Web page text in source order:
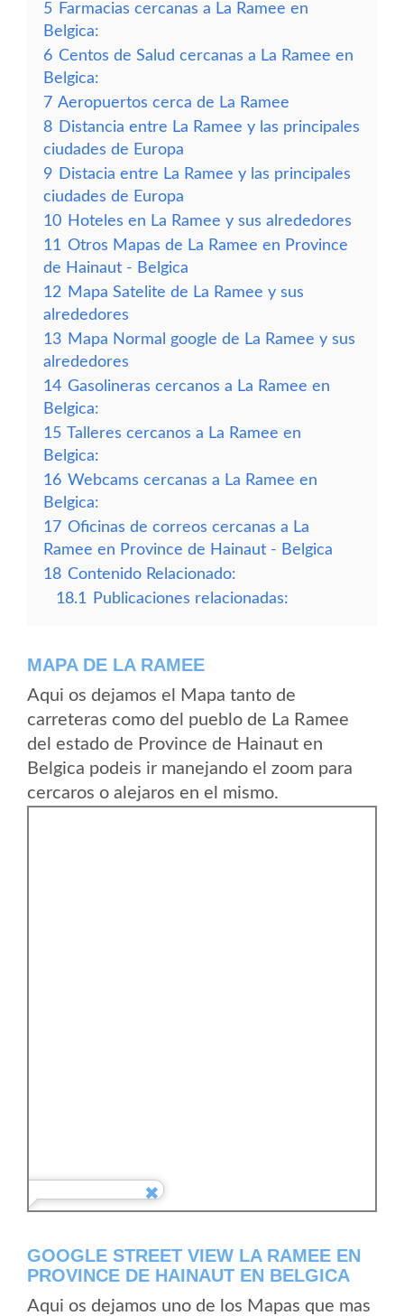
5 Farmacias cercanas a La Ramee en
Belgica:
6 Centos de Salud cercanas a La Ramee en
Belgica:
7 Aeropuertos cerca de La Ramee
8 Distancia entre La Ramee y las principales
ciudades de Europa
9 Distacia entre La Ramee y las principales
ciudades de Europa
10 Hoteles en La Ramee y sus alrededores
11 Otros Mapas de La Ramee en Province
de Hainaut - Belgica
12 Mapa Satelite de La Ramee y sus
alrededores
13 Mapa Normal google de La Ramee y sus
alrededores
14 Gasolineras cercanos a La Ramee en
Belgica:
15 Talleres cercanos a La Ramee en
Belgica:
16 Webcams cercanas a La Ramee en
Belgica:
17 Oficinas de correos cercanas a La
Ramee en Province de Hainaut - Belgica
18 Contenido Relacionado:
18.1
Publicaciones relacionadas:
MAPA DE LA RAMEE
Aqui os dejamos el Mapa tanto de
carreteras como del pueblo de La Ramee
del estado de Province de Hainaut en
Belgica podeis ir manejando el zoom para
cercaros o alejaros en el mismo.
GOOGLE STREET VIEW LA RAMEE EN
PROVINCE DE HAINAUT EN BELGICA
Aqui os dejamos uno de los Mapas que mas